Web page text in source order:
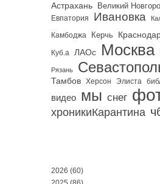
Астрахань Великий
Евпатория Ивановка
Камбоджа Керчь
Куб.а ЛАОс Москва
Рязань
Тамбов Херсон Элиста
видео мы снег
хроникиКарантина
2026 (60)